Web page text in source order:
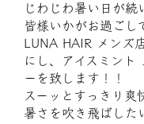
じわじわ暑い日が続
皆様いかがお過ごし
LUNA HAIR メンズ
にし、アイスミント
ーを致します！！
スーッとすっきり爽
暑さを吹き飛ばした